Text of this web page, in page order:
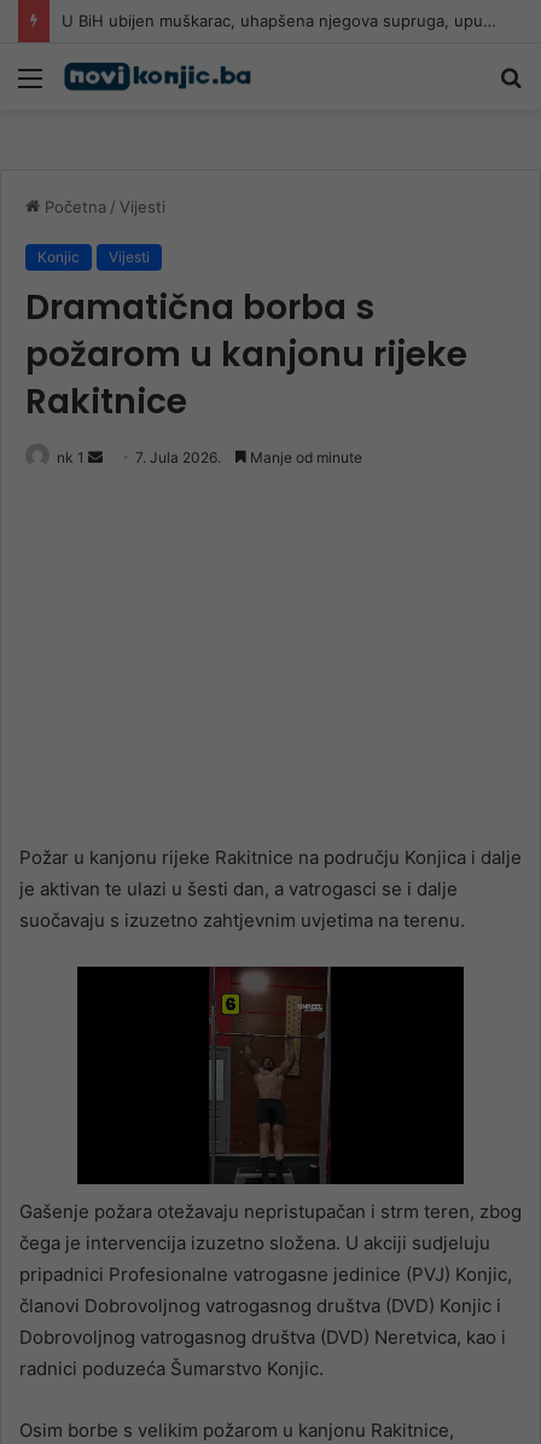
U BiH ubijen muškarac, uhapšena njegova supruga, upucan u glavu
Meni
Početna / Vijesti
Konjic Vijesti
Dramatična borba s
požarom u kanjonu rijeke
Rakitnice
nk 1
Send7. Jula 2026. Manje od minute
Požar u kanjonu rijeke Rakitnice na području Konjica i dalje
je aktivan te ulazi u šesti dan, a vatrogasci se i dalje
suočavaju s izuzetno zahtjevnim uvjetima na terenu.
Gašenje požara otežavaju nepristupačan i strm teren, zbog
čega je intervencija izuzetno složena. U akciji sudjeluju
pripadnici Profesionalne vatrogasne jedinice (PVJ) Konjic,
članovi Dobrovoljnog vatrogasnog društva (DVD) Konjic i
Dobrovoljnog vatrogasnog društva (DVD) Neretvica, kao i
radnici poduzeća Šumarstvo Konjic.
Osim borbe s velikim požarom u kanjonu Rakitnice,